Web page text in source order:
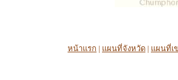
หน้าแรก | แผนที่จังหวัด | แผนที่เ